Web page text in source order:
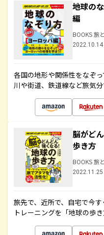
地球の
編
BOOKS 旅
2022.10.14
各国の地形や関係性をなぞ
川や街道、鉄道線など旅気
脳がど
歩き方
BOOKS 旅
2022.11.25
旅先で、近所で、自宅で今
トレーニングを「地球の歩